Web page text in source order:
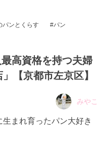
パンとくらす パン
高資格を持つ夫婦
【京都市左京区】
みやこ
まれ育ったパン大好き